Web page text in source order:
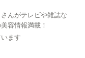
んがテレビや雑誌な
容情報満載！
ます